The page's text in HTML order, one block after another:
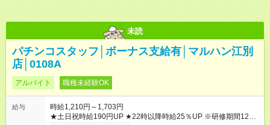
未読
パチンコスタッフ│ボーナス支給有│マルハン江別
店│0108A
アルバイト 職種未経験OK
給与
時給1,210円～1,703円
★土日祝時給190円UP ★22時以降時給25％UP ※研修期間125時